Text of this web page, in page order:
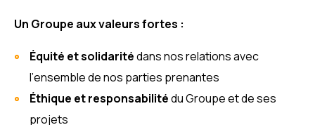
Un Groupe aux valeurs fortes :
Équité et solidaritédans nos relations avec
l’ensemble de nos parties prenantes
Éthique et responsabilitédu Groupe et de ses
projets